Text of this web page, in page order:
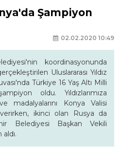
Şampiyon
02.02.2020 10:49
koordinasyonunda
Uluslararası Yıldız
Türkiye 16 Yaş Altı Milli
oldu. Yıldızlarımıza
madalyalarını Konya Valisi
ikinci olan Rusya da
Belediyesi Başkan Vekili